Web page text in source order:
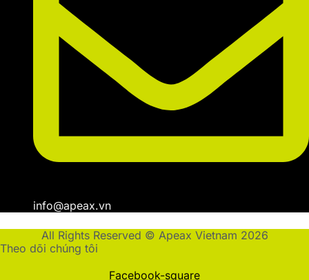
info@apeax.vn
All Rights Reserved © Apeax Vietnam 2026
Theo dõi chúng tôi
Facebook-square